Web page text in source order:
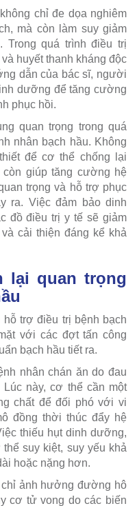
chỉ đe dọa nghiêm
mà còn làm suy giảm
Trong quá trình điều trị
huyết thanh kháng độc
dẫn của bác sĩ, người
dưỡng để tăng cường
phục hồi.
quan trọng trong quá
nhân bạch hầu. Không
để cơ thể chống lại
giúp tăng cường hệ
trọng và hỗ trợ phục
ra. Việc đảm bảo dinh
đồ điều trị y tế sẽ giảm
cải thiện đáng kể khả
lại quan trọng
trợ điều trị bệnh bạch
với các đợt tấn công
bạch hầu tiết ra.
nhân chán ăn do đau
này, cơ thể cần một
chất để đối phó với vi
đồng thời thúc đẩy hệ
thiếu hụt dinh dưỡng,
suy kiệt, suy yếu khả
hoặc nặng hơn.
chỉ ảnh hưởng đường hô
cơ tử vong do các biến